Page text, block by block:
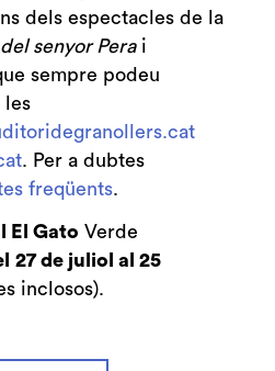
i Mecenatge del Teatre
i de l’Orquestra de
dels espectacles de la
del senyor Perai
sempre podeu
les
. Per a dubtes
freqüents.
El Gato Verde
27 de juliol al 25
inclosos).